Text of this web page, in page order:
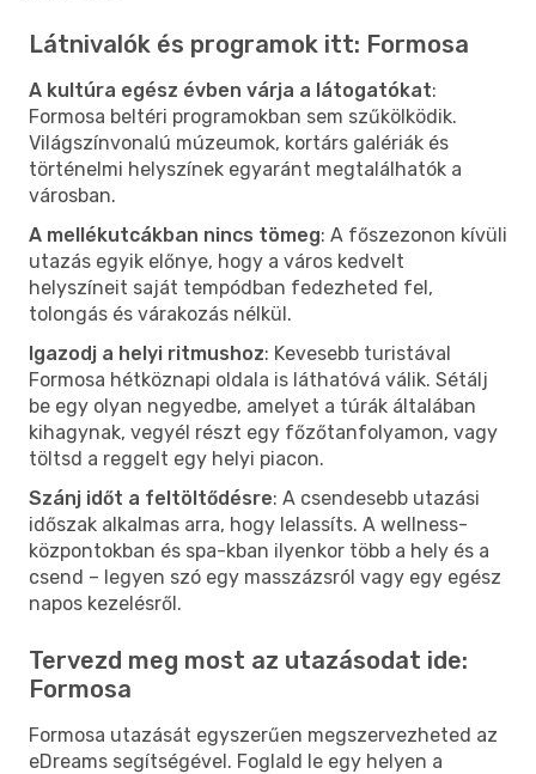
Látnivalók és programok itt: Formosa
A kultúra egész évben várja a látogatókat:
Formosa beltéri programokban sem szűkölködik.
Világszínvonalú múzeumok, kortárs galériák és
történelmi helyszínek egyaránt megtalálhatók a
városban.
A mellékutcákban nincs tömeg: A főszezonon kívüli
utazás egyik előnye, hogy a város kedvelt
helyszíneit saját tempódban fedezheted fel,
tolongás és várakozás nélkül.
Igazodj a helyi ritmushoz: Kevesebb turistával
Formosa hétköznapi oldala is láthatóvá válik. Sétálj
be egy olyan negyedbe, amelyet a túrák általában
kihagynak, vegyél részt egy főzőtanfolyamon, vagy
töltsd a reggelt egy helyi piacon.
Szánj időt a feltöltődésre: A csendesebb utazási
időszak alkalmas arra, hogy lelassíts. A wellness-
központokban és spa-kban ilyenkor több a hely és a
csend – legyen szó egy masszázsról vagy egy egész
napos kezelésről.
Tervezd meg most az utazásodat ide:
Formosa
Formosa utazását egyszerűen megszervezheted az
eDreams segítségével. Foglald le egy helyen a